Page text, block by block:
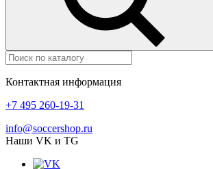
Контактная информация
+7 495 260-19-31
info@soccershop.ru
Наши VK и TG